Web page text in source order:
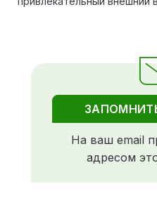
На ваш email
адресом